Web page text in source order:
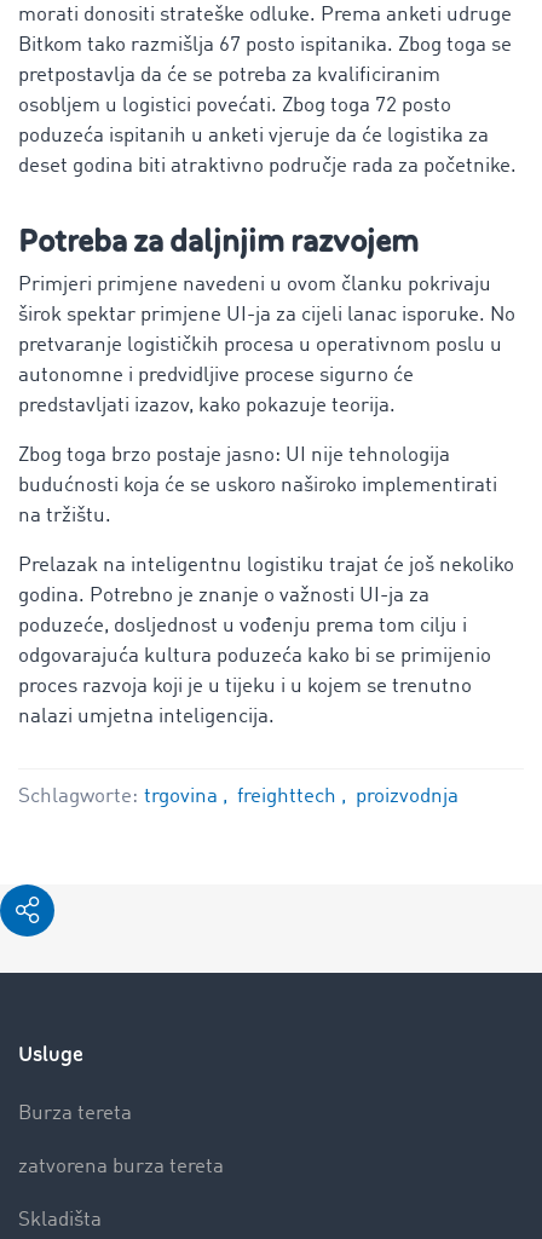
morati donositi strateške odluke. Prema anketi udruge
Bitkom tako razmišlja 67 posto ispitanika. Zbog toga se
pretpostavlja da će se potreba za kvalificiranim
osobljem u logistici povećati. Zbog toga 72 posto
poduzeća ispitanih u anketi vjeruje da će logistika za
deset godina biti atraktivno područje rada za početnike.
Potreba za daljnjim razvojem
Primjeri primjene navedeni u ovom članku pokrivaju
širok spektar primjene UI-ja za cijeli lanac isporuke. No
pretvaranje logističkih procesa u operativnom poslu u
autonomne i predvidljive procese sigurno će
predstavljati izazov, kako pokazuje teorija.
Zbog toga brzo postaje jasno: UI nije tehnologija
budućnosti koja će se uskoro naširoko implementirati
na tržištu.
Prelazak na inteligentnu logistiku trajat će još nekoliko
godina. Potrebno je znanje o važnosti UI-ja za
poduzeće, dosljednost u vođenju prema tom cilju i
odgovarajuća kultura poduzeća kako bi se primijenio
proces razvoja koji je u tijeku i u kojem se trenutno
nalazi umjetna inteligencija.
Schlagworte: trgovina freighttech proizvodnja
Usluge
Burza tereta
zatvorena burza tereta
Skladišta